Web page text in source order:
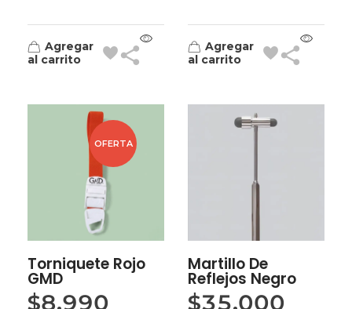
Agregar
al carrito
Agregar
al carrito
OFERTA
Torniquete Rojo
GMD
$8,990
Martillo De
Reflejos Negro
$35,000